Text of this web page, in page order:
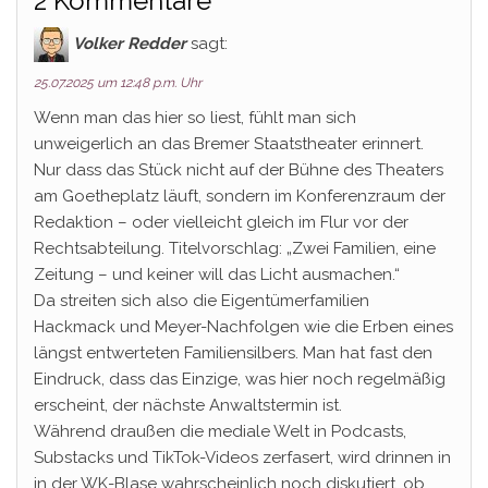
Volker Redder sagt:
25.07.2025 um 12:48 p.m. Uhr
Wenn man das hier so liest, fühlt man sich
unweigerlich an das Bremer Staatstheater erinnert.
Nur dass das Stück nicht auf der Bühne des Theaters
am Goetheplatz läuft, sondern im Konferenzraum der
Redaktion – oder vielleicht gleich im Flur vor der
Rechtsabteilung. Titelvorschlag: „Zwei Familien, eine
Zeitung – und keiner will das Licht ausmachen.“
Da streiten sich also die Eigentümerfamilien
Hackmack und Meyer-Nachfolgen wie die Erben eines
längst entwerteten Familiensilbers. Man hat fast den
Eindruck, dass das Einzige, was hier noch regelmäßig
erscheint, der nächste Anwaltstermin ist.
Während draußen die mediale Welt in Podcasts,
Substacks und TikTok-Videos zerfasert, wird drinnen in
in der WK-Blase wahrscheinlich noch diskutiert, ob